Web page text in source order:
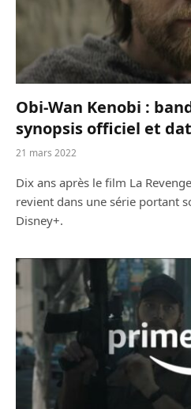
Obi-Wan Kenobi :
synopsis officiel et
21 mars 2022
Dix ans après le film La
revient dans une série portant
Disney+.